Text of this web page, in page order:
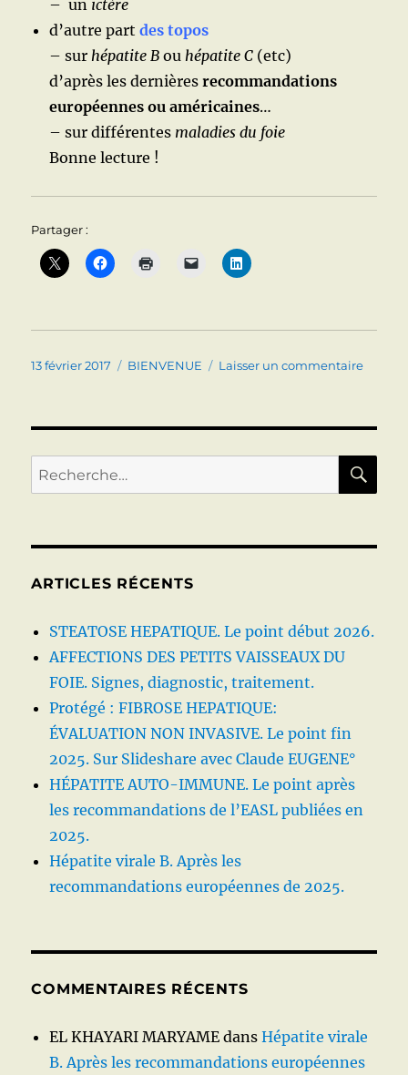
– un ictère
d’autre partdes topos
– surhépatite B ouhépatite C (etc)
d’après les dernièresrecommandations
européennes ou américaines…
– sur différentes maladies du foie
Bonne lecture !
Partager :
Publié
13 février 2017 Catégories
BIENVENUE Laisser un commentairesur
Recherche
pour :
ARTICLES RÉCENTS
STEATOSE HEPATIQUE. Le point début 2026.
AFFECTIONS DES PETITS VAISSEAUX DU
FOIE. Signes, diagnostic, traitement.
Protégé : FIBROSE HEPATIQUE:
ÉVALUATION NON INVASIVE. Le point fin
2025. Sur Slideshare avec Claude EUGENE°
HÉPATITE AUTO-IMMUNE. Le point après
les recommandations de l’EASL publiées en
2025.
Hépatite virale B. Après les
recommandations européennes de 2025.
COMMENTAIRES RÉCENTS
EL KHAYARI MARYAME dansHépatite virale
B. Après les recommandations européennes